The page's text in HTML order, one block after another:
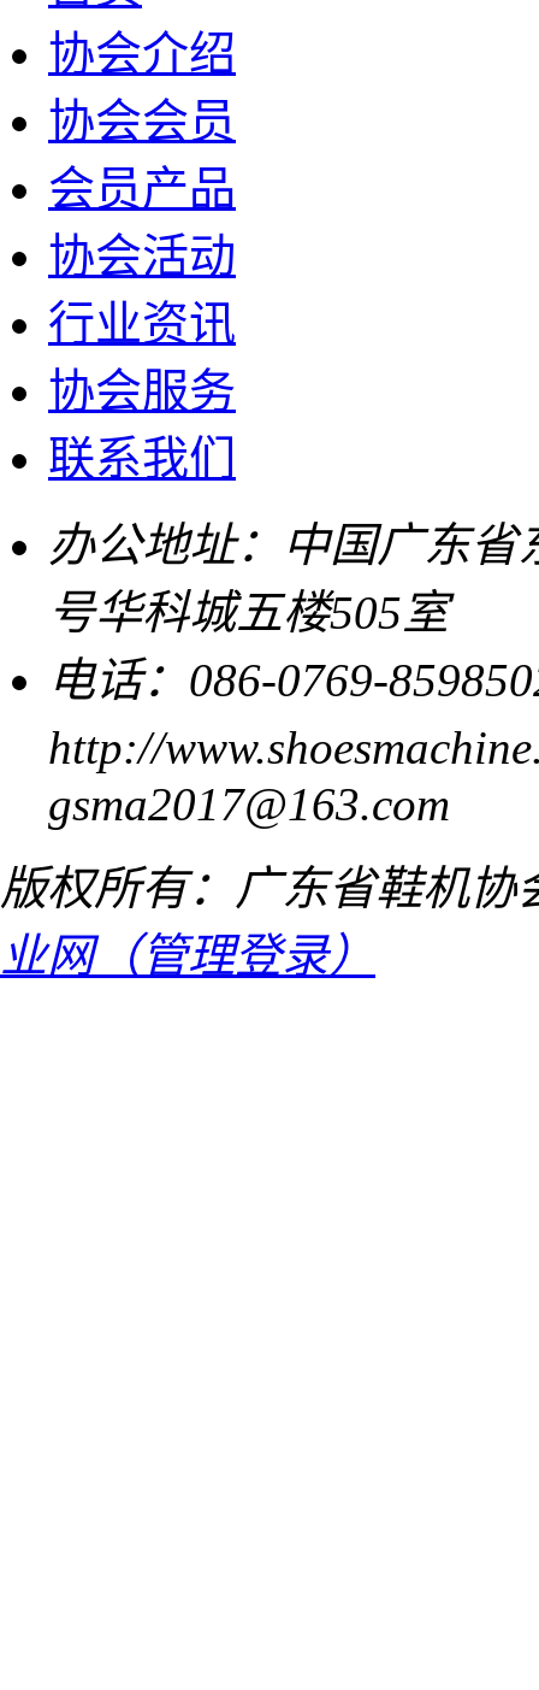
协会介绍
协会会员
会员产品
协会活动
行业资讯
协会服务
联系我们
办公地址：中国广东省
号华科城五楼505室
电话：086-0769-
http://
gsma2017@163.com
版权所有：广东省鞋机协
业网（管理登录）